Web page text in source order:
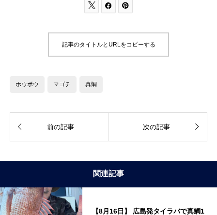
  
記事のタイトルとURLをコピーする
ホウボウ マゴチ 真鯛
 前の記事 次の記事 
関連記事
【8月16日】 広島発タイラバで真鯛1